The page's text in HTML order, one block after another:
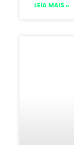
LEIA MAIS »